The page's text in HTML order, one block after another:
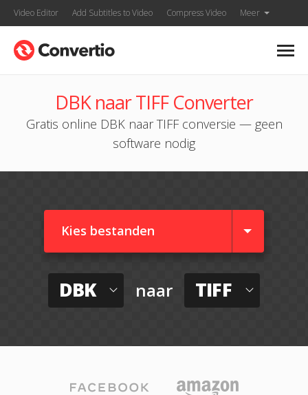
Video Editor Add Subtitles to Video Compress Video Meer
DBK naar TIFF Converter
Gratis online DBK naar TIFF conversie — geen
software nodig
Kies bestanden
DBK naar TIFF